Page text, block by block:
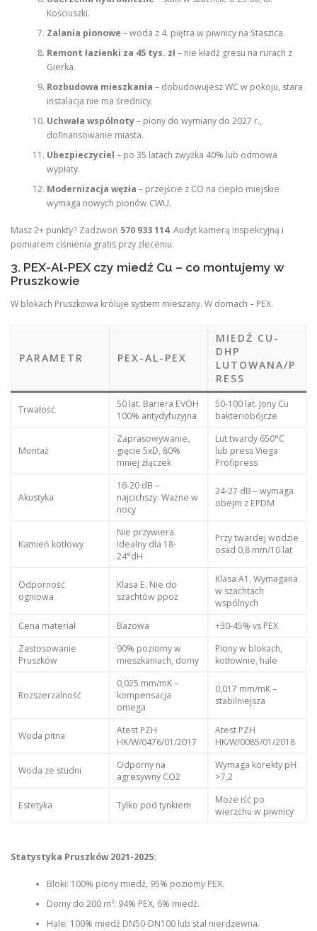
Kościuszki.
Zalania pionowe – woda z 4. piętra w piwnicy na Staszica.
Remont łazienki za 45 tys. zł– nie kładź gresu na rurach z
Gierka.
Rozbudowa mieszkania – dobudowujesz WC w pokoju, stara
instalacja nie ma średnicy.
Uchwała wspólnoty– piony do wymiany do 2027 r.,
dofinansowanie miasta.
Ubezpieczyciel – po 35 latach zwyżka 40% lub odmowa
wypłaty.
Modernizacja węzła – przejście z CO na ciepło miejskie
wymaga nowych pionów CWU.
Masz 2+ punkty? Zadzwoń 570 933 114. Audyt kamerą inspekcyjną i
pomiarem ciśnienia gratis przy zleceniu.
3. PEX-Al-PEX czy miedź Cu – co montujemy w
Pruszkowie
W blokach Pruszkowa króluje system mieszany. W domach – PEX.
PARAMETR PEX-AL-PEX
MIEDŹ CU-
DHP
LUTOWANA/P
RESS
Trwałość
50 lat. Bariera EVOH
100% antydyfuzyjna
50-100 lat. Jony Cu
bakteriobójcze
Montaż
Zaprasowywanie,
gięcie 5xD, 80%
mniej złączek
Lut twardy 650°C
lub press Viega
Profipress
Akustyka
16-20 dB –
najcichszy. Ważne w
nocy
24-27 dB – wymaga
obejm z EPDM
Kamień kotłowy
Nie przywiera.
Idealny dla 18-
24°dH
Przy twardej wodzie
osad 0,8 mm/10 lat
Odporność
ogniowa
Klasa E. Nie do
szachtów ppoż
Klasa A1. Wymagana
w szachtach
wspólnych
Cena materiał
Bazowa
+30-45% vs PEX
Zastosowanie
Pruszków
90% poziomy w
mieszkaniach, domy
Piony w blokach,
kotłownie, hale
Rozszerzalność
0,025 mm/mK –
kompensacja
omega
0,017 mm/mK –
stabilniejsza
Woda pitna
Atest PZH
HK/W/0476/01/2017
Atest PZH
HK/W/0085/01/2018
Woda ze studni
Odporny na
agresywny CO2
Wymaga korekty pH
>7,2
Estetyka Tylko pod tynkiem
Może iść po
wierzchu w piwnicy
Statystyka Pruszków 2021-2025:
Bloki: 100% piony miedź, 95% poziomy PEX.
Domy do 200 m²: 94% PEX, 6% miedź.
Hale: 100% miedź DN50-DN100 lub stal nierdzewna.